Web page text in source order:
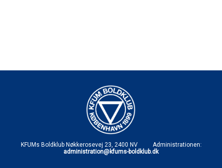
KFUMs Boldklub Nøkkerosevej 23, 2400 NV Administrationen:
administration@kfums-boldklub.dk